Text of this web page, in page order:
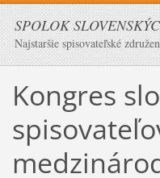
SPOLOK
Najstaršie spisovateľské
Kongres